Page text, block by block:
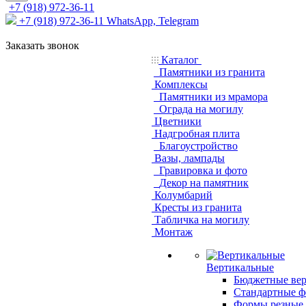
+7 (918) 972-36-11
+7 (918) 972-36-11 WhatsApp, Telegram
Заказать звонок
Каталог
Памятники из гранита
Комплексы
Памятники из мрамора
Ограда на могилу
Цветники
Надгробная плита
Благоустройство
Вазы, лампады
Гравировка и фото
Декор на памятник
Колумбарий
Кресты из гранита
Табличка на могилу
Монтаж
Вертикальные
Бюджетные
Стандартные